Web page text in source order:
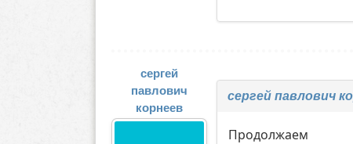
сергей
павлович
корнеев
сергей павлович
Продолжаем